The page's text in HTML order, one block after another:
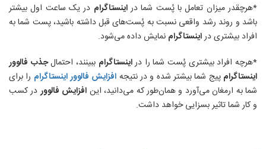
*هرچقدر میزان تعامل با پُست شما دراینستاگرام در یک ساعت اول بیشتر
باشد و روند رشد واقعی نسبت به پُست‌های قبل داشته باشید، پست شما به
افراد بیشتری دراینستاگرام نمایش داده می‌شود.
*هرچه افراد بیشتری پُست شما را دراینستاگرام ببینند، احتمالجذب فالوور
اینستاگرام پیج شما بیشتر شده و در نتیجه افزایش فالووراینستاگرام را برای
شما به ارمغان می‌آورد و همان‌طور که می‌دانید، این افزایش فالووردر کسب
و کار شما تاثیر بسزایی خواهد داشت.